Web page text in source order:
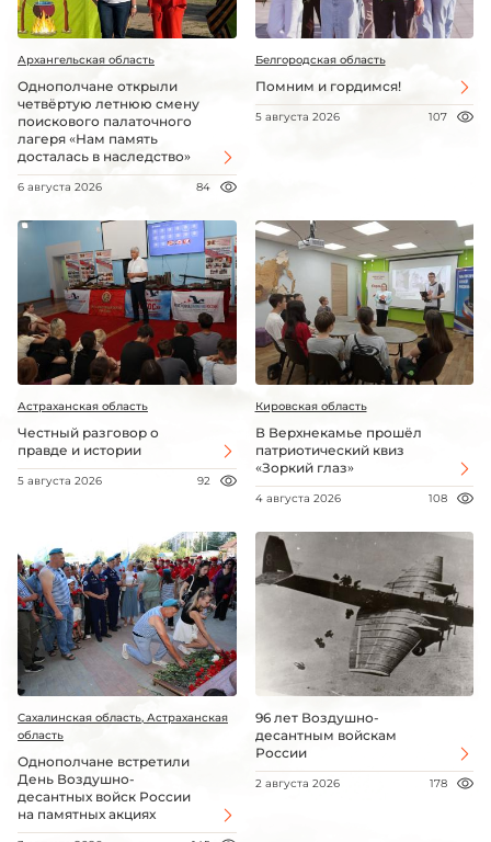
Архангельская область
Однополчане открыли
четвёртую летнюю смену
поискового палаточного
лагеря «Нам память
досталась в наследство»
6 августа 2026 84
Белгородская область
Помним и гордимся!
5 августа 2026 107
Астраханская область
Честный разговор о
правде и истории
5 августа 2026 92
Кировская область
В Верхнекамье прошёл
патриотический квиз
«Зоркий глаз»
4 августа 2026 108
Сахалинская область, Астраханская
область
Однополчане встретили
День Воздушно-
десантных войск России
на памятных акциях
96 лет Воздушно-
десантным войскам
России
2 августа 2026 178